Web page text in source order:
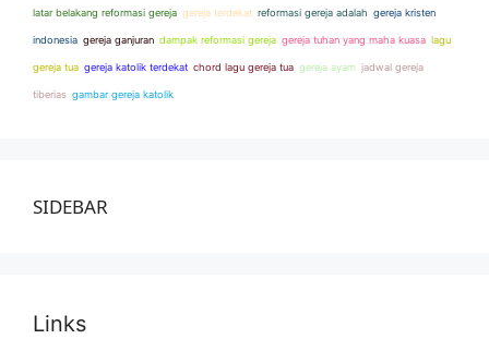
latar belakang reformasi gereja gereja terdekat reformasi gereja adalah gereja kristen
indonesia gereja ganjuran dampak reformasi gereja gereja tuhan yang maha kuasa lagu
gereja tua gereja katolik terdekat chord lagu gereja tua gereja ayam jadwal gereja
tiberias gambar gereja katolik
SIDEBAR
Links